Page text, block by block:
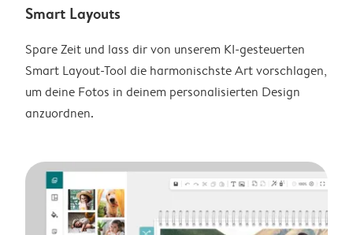
Smart Layouts
Spare Zeit und lass dir von unserem KI-gesteuerten
Smart Layout-Tool die harmonischste Art vorschlagen,
um deine Fotos in deinem personalisierten Design
anzuordnen.